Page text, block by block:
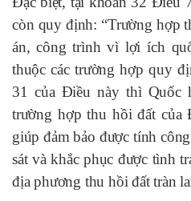
còn quy định: “Trường hợp
án, công trình vì lợi ích
thuộc các trường hợp quy
31 của Điều này thì Quốc
trường hợp thu hồi đất của
giúp đảm bảo được tính
sát và khắc phục được tình
địa phương thu hồi đất tràn